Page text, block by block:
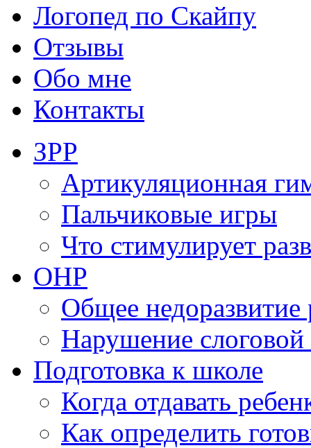
Логопед по Скайпу
Отзывы
Обо мне
Контакты
ЗРР
Артикуляционная
Пальчиковые игры
Что стимулирует
ОНР
Общее недоразвитие
Нарушение слоговой
Подготовка к школе
Когда отдавать
Как определить